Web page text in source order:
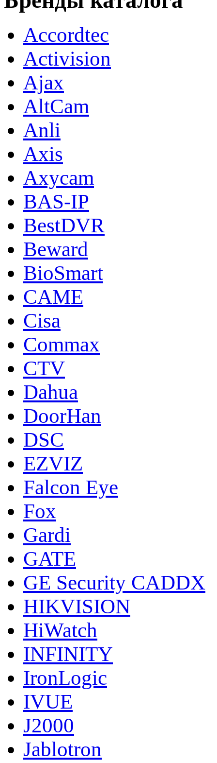
Accordtec
Activision
Ajax
AltCam
Anli
Axis
Axycam
BAS-IP
BestDVR
Beward
BioSmart
CAME
Cisa
Commax
CTV
Dahua
DoorНan
DSC
EZVIZ
Falcon Eye
Fox
Gardi
GATE
GE Security CADDX
HIKVISION
HiWatch
INFINITY
IronLogic
IVUE
J2000
Jablotron